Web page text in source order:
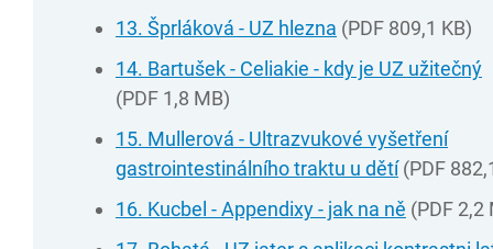
13. Šprláková - UZ hlezna (PDF 809,1 KB)
14. Bartušek - Celiakie - kdy je UZ užitečný
(PDF 1,8 MB)
15. Mullerová - Ultrazvukové vyšetření
gastrointestinálního traktu u dětí (PDF
16. Kucbel - Appendixy - jak na ně (PDF 2,2